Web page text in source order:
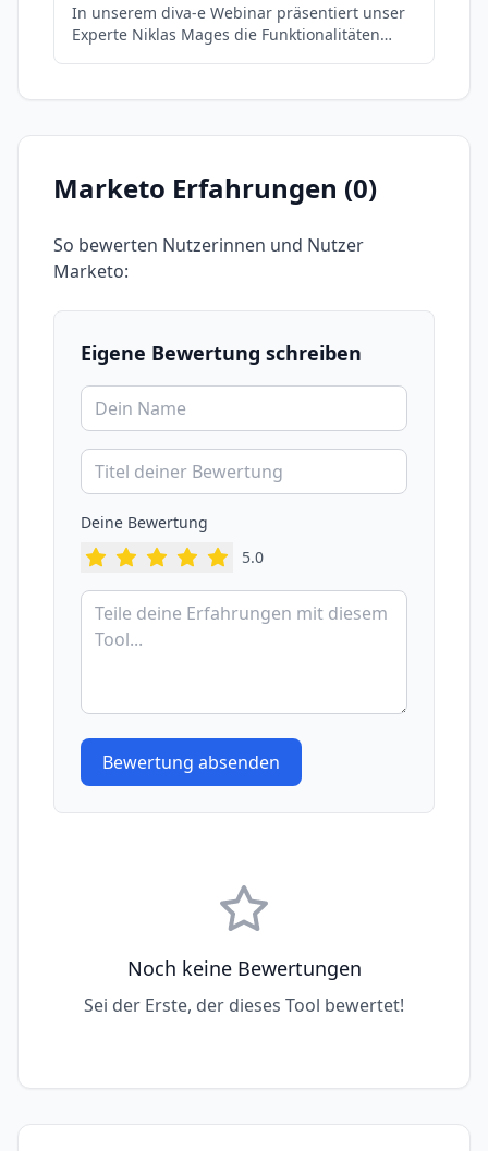
In unserem diva-e Webinar präsentiert unser
Experte Niklas Mages die Funktionalitäten
Unternehmen eingegangen als auch die
Marketo Erfahrungen (0)
So bewerten Nutzerinnen und Nutzer
Marketo:
Eigene Bewertung schreiben
Deine Bewertung
5.0
Bewertung absenden
Noch keine Bewertungen
Sei der Erste, der dieses Tool bewertet!